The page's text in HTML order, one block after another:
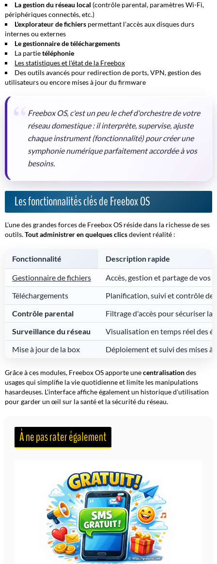
La gestion du réseau local (contrôle parental, paramètres Wi-Fi,
périphériques connectés, etc.)
L'explorateur de fichiers permettant l'accès aux disques durs
internes ou externes
Le gestionnaire de téléchargements
La partietéléphonie
Les statistiques et l'état de la Freebox
Des outils avancés pour redirection de ports, VPN, gestion des
utilisateurs ou encore mises à jour du firmware
Freebox OS, c'est un peu le chef d'orchestre de votre
réseau domestique : il interprète, supervise, ajuste
chaque instrument (fonctionnalité) pour créer une
symphonie numérique parfaitement accordée à vos
besoins.
Les fonctionnalités clés de Freebox OS
L'une des grandes forces de Freebox OS réside dans la richesse de ses
outils.Tout administrer en quelques clicsdevient réalité :
Fonctionnalité Description rapide
Gestionnaire de fichiers
Accès, gestion et partage de vos
Téléchargements
Planification, suivi et contrôle de
Contrôle parental
Filtrage d'accès pour sécuriser la
Surveillance du réseau
Visualisation en temps réel des
Mise à jour de la box
Déploiement et suivi des mises
Grâce à ces modules, Freebox OS apporte unecentralisationdes
usages qui simplifie la vie quotidienne et limite les manipulations
hasardeuses. L'interface affiche également un historique d'utilisation
pour garder un œil sur la santé et la sécurité du réseau.
À ne pas rater également